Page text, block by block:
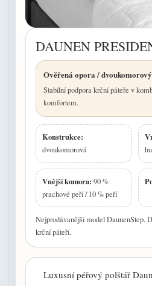
DAUNEN
Ověřená opora /
Stabilní podpora krční páteře v
komfortem.
Konstrukce:
dvoukomorová
Vnější komora: 90 %
prachové peří / 10 % peří
Nejprodávanější model DaunenStep.
krční páteří.
Luxusní péřový polštář